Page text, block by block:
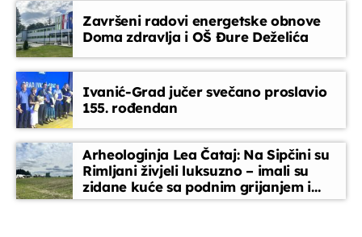
Završeni radovi energetske obnove
Doma zdravlja i OŠ Đure Deželića
Ivanić-Grad jučer svečano proslavio
155. rođendan
Arheologinja Lea Čataj: Na Sipčini su
Rimljani živjeli luksuzno – imali su
zidane kuće sa podnim grijanjem i
oslikanim zidovima